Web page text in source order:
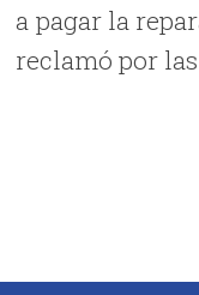
a pagar la
reclamó por